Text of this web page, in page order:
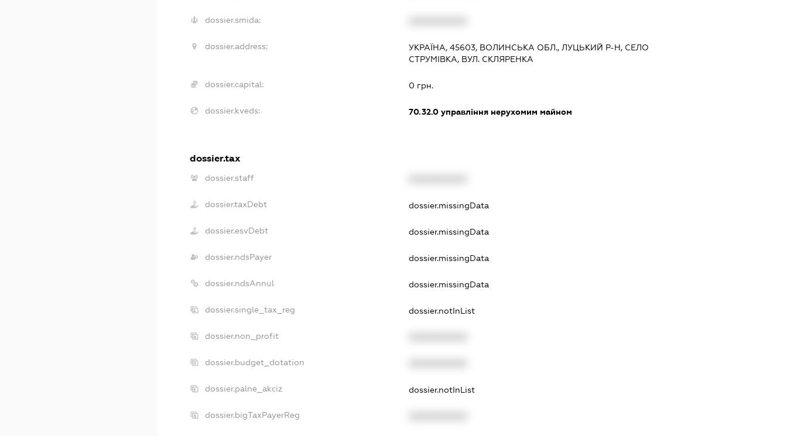
dossier.smida:
dossier.address:
УКРАЇНА, 45603, ВОЛИНСЬКА ОБЛ., ЛУЦЬКИЙ Р-Н, СЕЛО
СТРУМІВКА, ВУЛ. СКЛЯРЕНКА
dossier.capital: 0 грн.
dossier.kveds: 70.32.0управління нерухомим майном
dossier.tax
dossier.staff
dossier.taxDebt dossier.missingData
dossier.esvDebt dossier.missingData
dossier.ndsPayer dossier.missingData
dossier.ndsAnnul dossier.missingData
dossier.single_tax_reg dossier.notInList
dossier.non_profit
dossier.budget_dotation
dossier.palne_akciz dossier.notInList
dossier.bigTaxPayerReg